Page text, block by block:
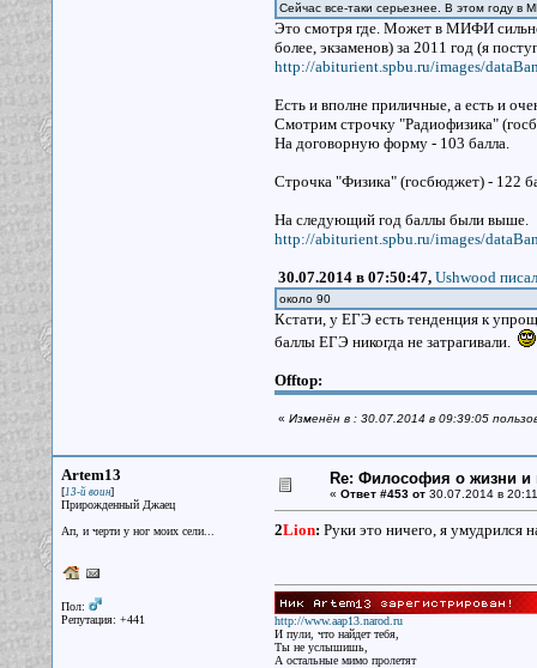
Сейчас все-таки серьезнее. В этом году
Это смотря где. Может в МИФИ
более, экзаменов) за 2011 год (я
http://abiturient.spbu.ru/images/
Есть и вполне приличные, а есть и
Смотрим строчку "Радиофизика"
На договорную форму - 103 балла.
Строчка "Физика" (госбюджет) - 122
На следующий год баллы были выше.
http://abiturient.spbu.ru/images/
30.07.2014 в 07:50:47, Ushwood
около 90
Кстати, у ЕГЭ есть тенденция к
баллы ЕГЭ никогда не затрагивали.
Offtop:
« Изменён в : 30.07.2014 в 09:39:05
Artem13
[13-й воин]
Прирожденный Джаец
Ап, и черти у ног моих сели...
Пол:
Репутация: +441
Re: Философия о жизни и
« Ответ #453 от30.07.2014 в
2Lion: Руки это ничего, я умудрился
http://www.aap13.narod.ru
И пули, что найдет тебя,
Ты не услышишь,
А остальные мимо пролетят